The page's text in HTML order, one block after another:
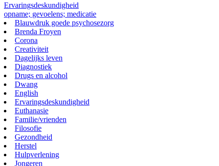
Ervaringsdeskundigheid
opname; gevoelens; medicatie
Blauwdruk goede psychosezorg
Brenda Froyen
Corona
Creativiteit
Dagelijks leven
Diagnostiek
Drugs en alcohol
Dwang
English
Ervaringsdeskundigheid
Euthanasie
Familie/vrienden
Filosofie
Gezondheid
Herstel
Hulpverlening
Jongeren